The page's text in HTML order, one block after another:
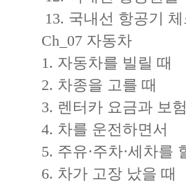
13. 국내선 항공기
Ch_07 자동차
1. 자동차를 빌릴 때
2. 차종을 고를 때
3. 렌터카 요금과 보
4. 차를 운전하면서
5. 주유·주차·세차를
6. 차가 고장 났을 때